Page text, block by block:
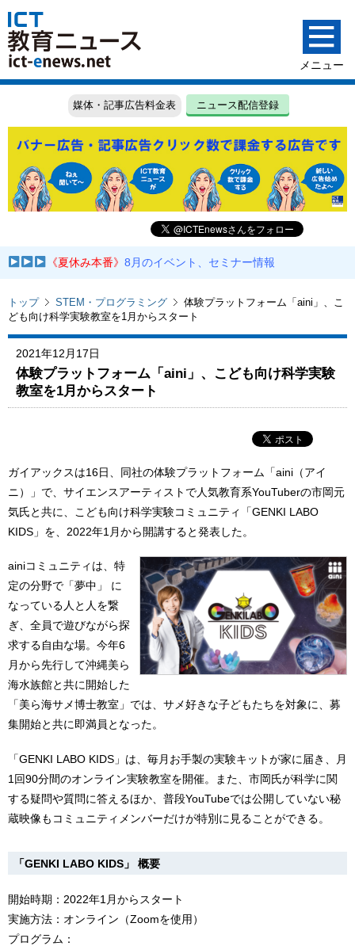
媒体・記事広告料金表 ニュース配信登録
《夏休み本番》8月のイベント、セミナー情報
トップ STEM・プログラミング
体験プラットフォーム「aini」、こ
ども向け科学実験教室を1月からスタート
2021年12月17日
体験プラットフォーム「aini」、こども向け科学実験
教室を1月からスタート
ガイアックスは16日、同社の体験プラットフォーム「aini（アイ
ニ）」で、サイエンスアーティストで人気教育系YouTuberの市岡元
気氏と共に、こども向け科学実験コミュニティ「GENKI LABO
KIDS」を、2022年1月から開講すると発表した。
ainiコミュニティは、特
定の分野で「夢中」 に
なっている人と人を繋
ぎ、全員で遊びながら探
求する自由な場。今年6
月から先行して沖縄美ら
海水族館と共に開始した
「美ら海サメ博士教室」では、サメ好きな子どもたちを対象に、募
集開始と共に即満員となった。
「GENKI LABO KIDS」は、毎月お手製の実験キットが家に届き、月
1回90分間のオンライン実験教室を開催。また、市岡氏が科学に関
する疑問や質問に答えるほか、普段YouTubeでは公開していない秘
蔵映像もコミュニティメンバーだけが特別に見ることができる。
「GENKI LABO KIDS」 概要
開始時期：2022年1月からスタート
実施方法：オンライン（Zoomを使用）
プログラム：